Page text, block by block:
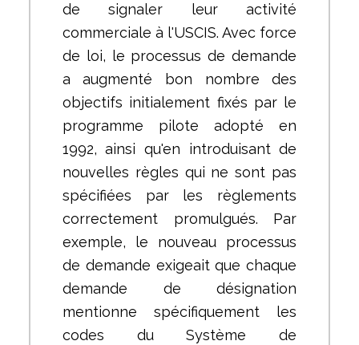
de signaler leur activité
commerciale à l'USCIS. Avec force
de loi, le processus de demande
a augmenté bon nombre des
objectifs initialement fixés par le
programme pilote adopté en
1992, ainsi qu'en introduisant de
nouvelles règles qui ne sont pas
spécifiées par les règlements
correctement promulgués. Par
exemple, le nouveau processus
de demande exigeait que chaque
demande de désignation
mentionne spécifiquement les
codes du Système de